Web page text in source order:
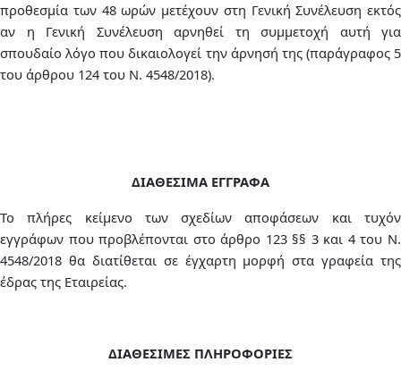
προθεσμία των 48 ωρών μετέχουν στη Γενική Συνέλευση εκτός
αν η Γενική Συνέλευση αρνηθεί τη συμμετοχή αυτή για
σπουδαίο λόγο που δικαιολογεί την άρνησή της (παράγραφος 5
του άρθρου 124 του Ν. 4548/2018).
ΔΙΑΘΕΣΙΜΑ ΕΓΓΡΑΦΑ
Το πλήρες κείμενο των σχεδίων αποφάσεων και τυχόν
εγγράφων που προβλέπονται στο άρθρο 123 §§ 3 και 4 του Ν.
4548/2018 θα διατίθεται σε έγχαρτη μορφή στα γραφεία της
έδρας της Εταιρείας.
ΔΙΑΘΕΣΙΜΕΣ ΠΛΗΡΟΦΟΡΙΕΣ